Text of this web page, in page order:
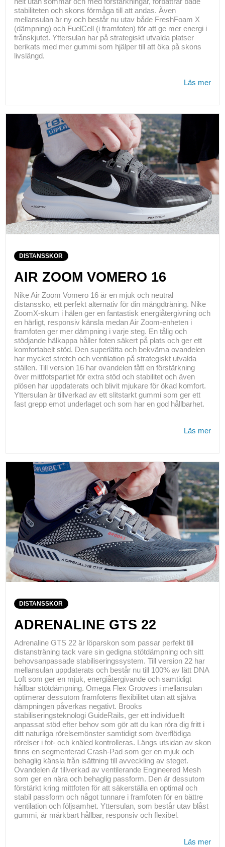
stabiliteten och skons förmåga till att andas. Även
mellansulan är ny och består nu utav både FreshFoam X
(dämpning) och FuelCell (i framfoten) för att ge mer energi i
frånskjutet. Yttersulan har på strategiskt utvalda platser
berikats med mer gummi som hjälper till att öka på skons
livslängd.
Läs mer
DISTANSSKOR
AIR ZOOM VOMERO 16
Nike Air Zoom Vomero 16 är en mjuk och neutral
distanssko, ett perfekt alternativ för din mängdträning. Nike
ZoomX-skum i hälen ger en fantastisk energiåtergivning och
en härligt, responsiv känsla medan Air Zoom-enheten i
framfoten ger mer dämpning i varje steg. En tålig och
stödjande hälkappa håller foten säkert på plats och ger ett
komfortabelt stöd. Den superlätta och bekväma ovandelen
har mycket stretch och ventilation på strategiskt utvalda
ställen. Till version 16 har ovandelen fått en förstärkning
över mittfotspartiet för extra stöd och stabilitet och även
plösen har uppdaterats och blivit mjukare för ökad komfort.
Yttersulan är tillverkad av ett slitstarkt gummi som ger ett
fast grepp emot underlaget och som har en god hållbarhet.
Läs mer
DISTANSSKOR
ADRENALINE GTS 22
Adrenaline GTS 22 är löparskon som passar perfekt till
distansträning tack vare sin gedigna stötdämpning och sitt
behovsanpassade stabiliseringssystem. Till version 22 har
mellansulan uppdaterats och består nu till 100% av lätt DNA
Loft som ger en mjuk, energiåtergivande och samtidigt
hållbar stötdämpning. Omega Flex Grooves i mellansulan
optimerar dessutom framfotens flexibilitet utan att själva
dämpningen påverkas negativt. Brooks
stabiliseringsteknologi GuideRails, ger ett individuellt
anpassat stöd efter behov som gör att du kan röra dig fritt i
ditt naturliga rörelsemönster samtidigt som överflödiga
rörelser i fot- och knäled kontrolleras. Längs utsidan av skon
finns en segmenterad Crash-Pad som ger en mjuk och
behaglig känsla från isättning till avveckling av steget.
Ovandelen är tillverkad av ventilerande Engineered Mesh
som ger en nära och behaglig passform. Den är dessutom
förstärkt kring mittfoten för att säkerställa en optimal och
stabil passform och något tunnare i framfoten för en bättre
ventilation och följsamhet. Yttersulan, som består utav blåst
gummi, är märkbart hållbar, responsiv och flexibel.
Läs mer